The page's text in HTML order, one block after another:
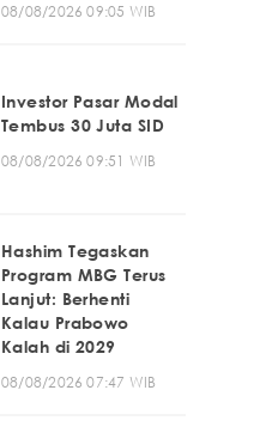
08/08/2026 09:05 WIB
Investor Pasar Modal
Tembus 30 Juta SID
08/08/2026 09:51 WIB
Hashim Tegaskan
Program MBG Terus
Lanjut: Berhenti
Kalau Prabowo
Kalah di 2029
08/08/2026 07:47 WIB